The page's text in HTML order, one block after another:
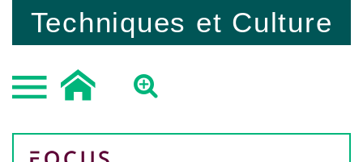
Techniques et Culture